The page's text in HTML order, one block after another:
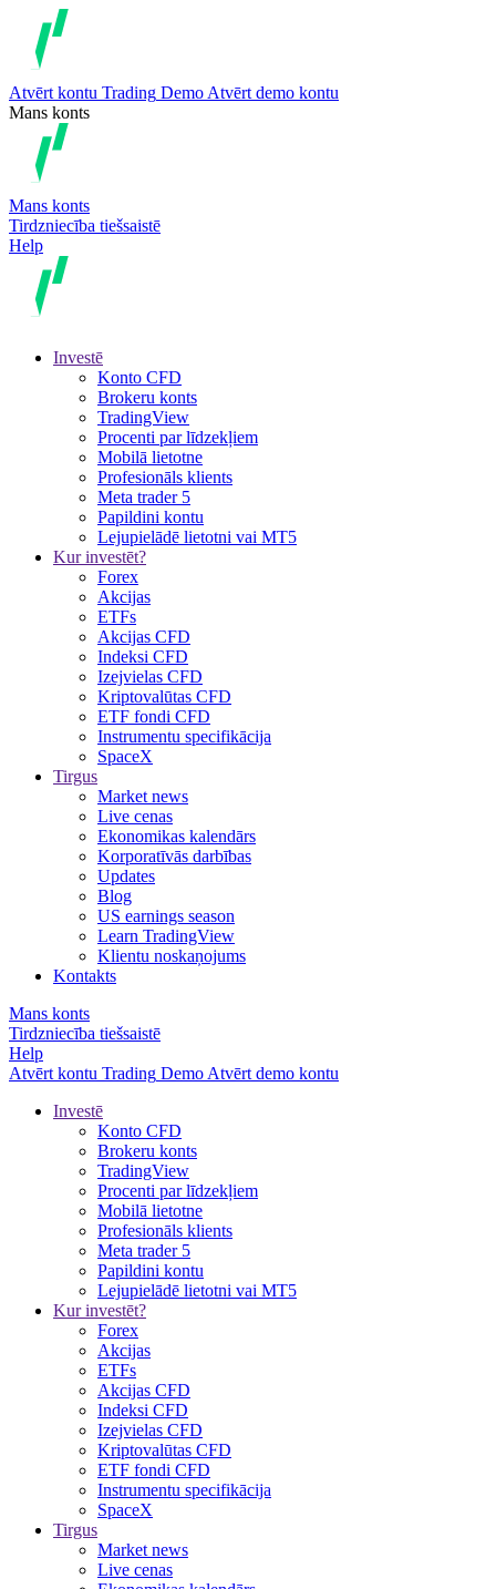
Atvērt kontu Trading Demo Atvērt demo kontu
Mans konts
Mans konts
Tirdzniecība tiešsaistē
Help
Investē
Konto CFD
Brokeru konts
TradingView
Procenti par līdzekļiem
Mobilā lietotne
Profesionāls klients
Meta trader 5
Papildini kontu
Lejupielādē lietotni vai MT5
Kur investēt?
Forex
Akcijas
ETFs
Akcijas CFD
Indeksi CFD
Izejvielas CFD
Kriptovalūtas CFD
ETF fondi CFD
Instrumentu specifikācija
SpaceX
Tirgus
Market news
Live cenas
Ekonomikas kalendārs
Korporatīvās darbības
Updates
Blog
US earnings season
Learn TradingView
Klientu noskaņojums
Kontakts
Mans konts
Tirdzniecība tiešsaistē
Help
Atvērt kontu Trading Demo Atvērt demo kontu
Investē
Konto CFD
Brokeru konts
TradingView
Procenti par līdzekļiem
Mobilā lietotne
Profesionāls klients
Meta trader 5
Papildini kontu
Lejupielādē lietotni vai MT5
Kur investēt?
Forex
Akcijas
ETFs
Akcijas CFD
Indeksi CFD
Izejvielas CFD
Kriptovalūtas CFD
ETF fondi CFD
Instrumentu specifikācija
SpaceX
Tirgus
Market news
Live cenas